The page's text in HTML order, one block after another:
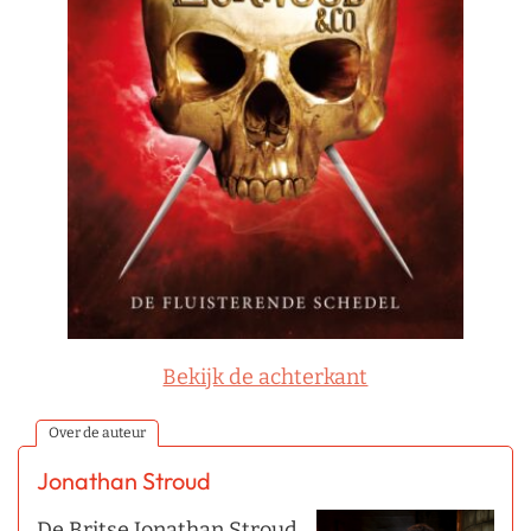
Bekijk de achterkant
Over de auteur
Jonathan Stroud